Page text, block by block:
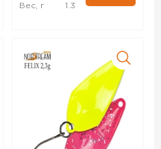
Вес, г 1.3